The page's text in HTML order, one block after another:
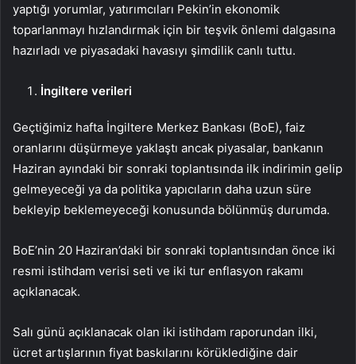
yaptığı yorumlar, yatırımcıları Pekin’in ekonomik
toparlanmayı hızlandırmak için bir teşvik önlemi dalgasına
hazırladı ve piyasadaki havasıyı şimdilik canlı tuttu.
İngiltere verileri
Geçtiğimiz hafta İngiltere Merkez Bankası (BoE), faiz
oranlarını düşürmeye yaklaştı ancak piyasalar, bankanın
Haziran ayındaki bir sonraki toplantısında ilk indirimin gelip
gelmeyeceği ya da politika yapıcıların daha uzun süre
bekleyip beklemeyeceği konusunda bölünmüş durumda.
BoE’nin 20 Haziran’daki bir sonraki toplantısından önce iki
resmi istihdam verisi seti ve iki tur enflasyon rakamı
açıklanacak.
Salı günü açıklanacak olan iki istihdam raporundan ilki,
ücret artışlarının fiyat baskılarını körüklediğine dair